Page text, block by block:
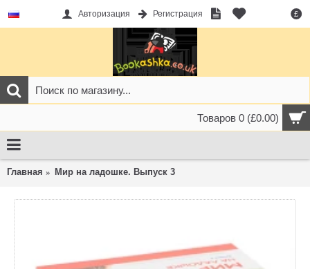
£
Авторизация Регистрация
Товаров 0 (£0.00)
Главная Мир на ладошке. Выпуск 3